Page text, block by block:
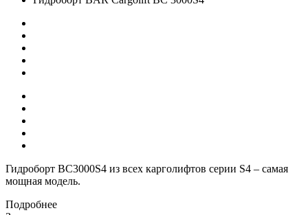
Гидроборт BC3000S4 из всех карголифтов серии S4 – самая
мощная модель.
Подробнее